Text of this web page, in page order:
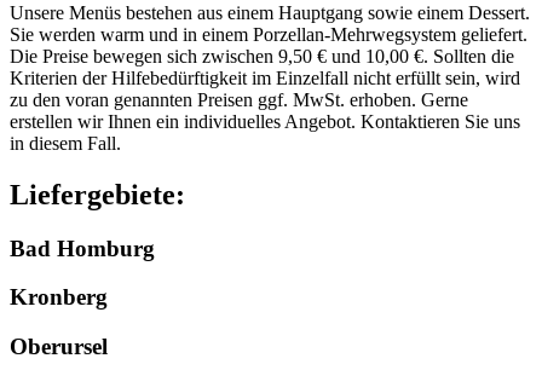
Unsere Menüs bestehen aus einem Hauptgang sowie einem Dessert.
Sie werden warm und in einem Porzellan-Mehrwegsystem geliefert.
Die Preise bewegen sich zwischen 9,50 € und 10,00 €. Sollten die
Kriterien der Hilfebedürftigkeit im Einzelfall nicht erfüllt sein, wird
zu den voran genannten Preisen ggf. MwSt. erhoben. Gerne
erstellen wir Ihnen ein individuelles Angebot. Kontaktieren Sie uns
in diesem Fall.
Liefergebiete:
Bad Homburg
Kronberg
Oberursel